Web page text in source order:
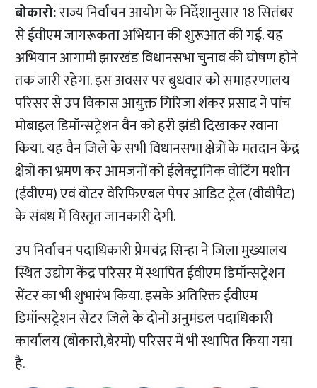
बोकारो:राज्य निर्वाचन आयोग के निर्देशानुसार 18 सितंबर
से ईवीएम जागरूकता अभियान की शुरूआत की गई. यह
अभियान आगामी झारखंड विधानसभा चुनाव की घोषण होने
तक जारी रहेगा. इस अवसर पर बुधवार को समाहरणालय
परिसर से उप विकास आयुक्त गिरिजा शंकर प्रसाद ने पांच
मोबाइल डिमॉन्सट्रेशन वैन को हरी झंडी दिखाकर रवाना
किया. यह वैन जिले के सभी विधानसभा क्षेत्रों के मतदान केंद्र
क्षेत्रों का भ्रमण कर आमजनों को ईलेक्ट्रानिक वोटिंग मशीन
(ईवीएम) एवं वोटर वेरिफिएबल पेपर आडिट ट्रेल (वीवीपैट)
के संबंध में विस्तृत जानकारी देगी.
उप निर्वाचन पदाधिकारी प्रेमचंद्र सिन्हा ने जिला मुख्यालय
स्थित उद्योग केंद्र परिसर में स्थापित ईवीएम डिमॉन्सट्रेशन
सेंटर का भी शुभारंभ किया. इसके अतिरिक्त ईवीएम
डिमॉन्सट्रेशन सेंटर जिले के दोनों अनुमंडल पदाधिकारी
कार्यालय (बोकारो,बेरमो) परिसर में भी स्थापित किया गया
है.